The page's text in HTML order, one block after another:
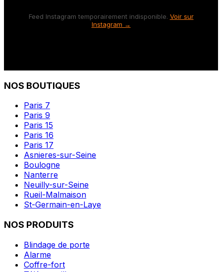
Feed Instagram temporairement indisponible. Voir sur
Instagram →
NOS BOUTIQUES
Paris 7
Paris 9
Paris 15
Paris 16
Paris 17
Asnieres-sur-Seine
Boulogne
Nanterre
Neuilly-sur-Seine
Rueil-Malmaison
St-Germain-en-Laye
NOS PRODUITS
Blindage de porte
Alarme
Coffre-fort